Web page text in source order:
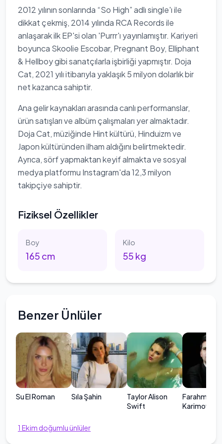
2012 yılının sonlarında “So High” adlı single'ı ile
dikkat çekmiş, 2014 yılında RCA Records ile
anlaşarak ilk EP'si olan 'Purrr'ı yayınlamıştır. Kariyeri
boyunca Skoolie Escobar, Pregnant Boy, Elliphant
& Hellboy gibi sanatçılarla işbirliği yapmıştır. Doja
Cat, 2021 yılı itibarıyla yaklaşık 5 milyon dolarlık bir
net kazanca sahiptir.
Ana gelir kaynakları arasında canlı performanslar,
ürün satışları ve albüm çalışmaları yer almaktadır.
Doja Cat, müziğinde Hint kültürü, Hinduizm ve
Japon kültüründen ilham aldığını belirtmektedir.
Ayrıca, sörf yapmaktan keyif almakta ve sosyal
medya platformu Instagram'da 12,3 milyon
takipçiye sahiptir.
Fiziksel Özellikler
Boy
165 cm
Kilo
55 kg
Benzer Ünlüler
Su El Roman Sıla Şahin
Taylor Alison
Swift
Farahmand
Karimov
1 Ekim doğumlu ünlüler